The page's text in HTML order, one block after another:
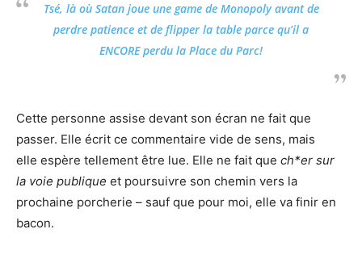
Tsé, là où Satan joue une game de Monopoly avant de
perdre patience et de flipper la table parce qu’il a
ENCORE perdu la Place du Parc!
Cette personne assise devant son écran ne fait que
passer. Elle écrit ce commentaire vide de sens, mais
elle espère tellement être lue. Elle ne fait que ch*er sur
la voie publique et poursuivre son chemin vers la
prochaine porcherie – sauf que pour moi, elle va finir en
bacon.